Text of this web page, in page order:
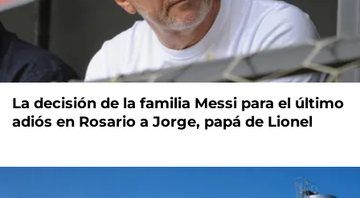
La decisión de la familia Messi para el último
adiós en Rosario a Jorge, papá de Lionel